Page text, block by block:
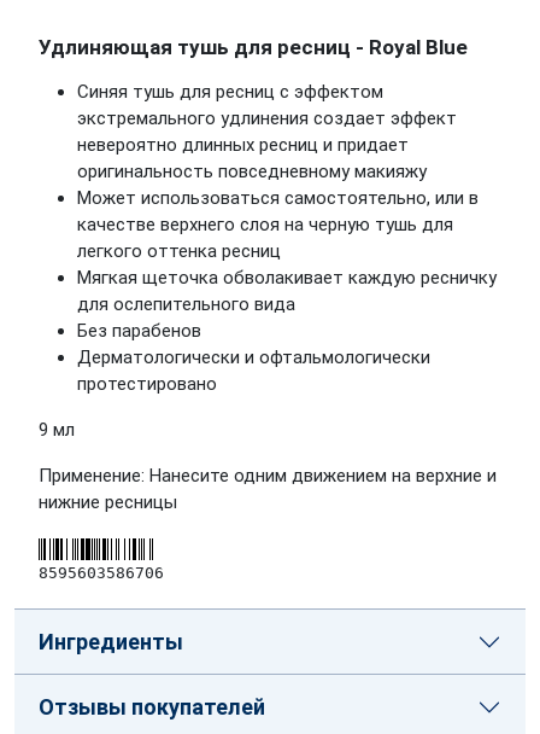
Удлиняющая тушь для ресниц - Royal Blue
Синяя тушь для ресниц с эффектом
экстремального удлинения создает эффект
невероятно длинных ресниц и придает
оригинальность повседневному макияжу
Может использоваться самостоятельно, или в
качестве верхнего слоя на черную тушь для
легкого оттенка ресниц
Мягкая щеточка обволакивает каждую ресничку
для ослепительного вида
Без парабенов
Дерматологически и офтальмологически
протестировано
9 мл
Применение: Нанесите одним движением на верхние и
нижние ресницы
8595603586706
Ингредиенты
Отзывы покупателей